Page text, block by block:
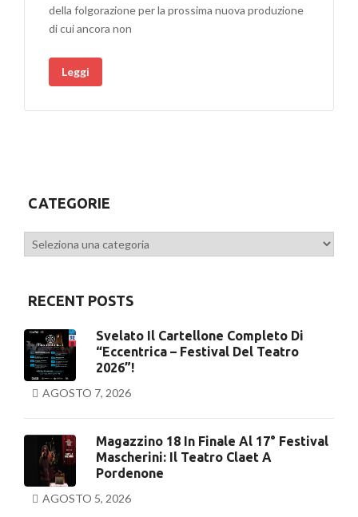
della folgorazione per la prossima nuova produzione
di cui ancora non
Leggi
CATEGORIE
Categorie
RECENT POSTS
Svelato Il Cartellone Completo Di
“Eccentrica – Festival Del Teatro
2026”!
AGOSTO 7, 2026
Magazzino 18 In Finale Al 17° Festival
Mascherini: Il Teatro Claet A
Pordenone
AGOSTO 5, 2026